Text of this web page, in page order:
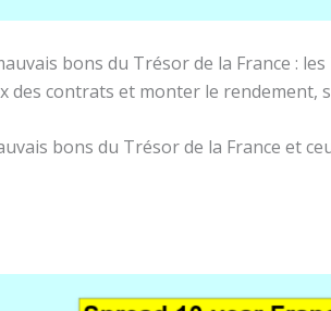
bons du Trésor de la France :
des contrats et monter le
bons du Trésor de la France et